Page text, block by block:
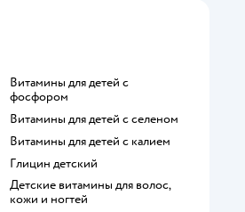
Витамины для детей с
фосфором
Витамины для детей с селеном
Витамины для детей с калием
Глицин детский
Детские витамины для волос,
кожи и ногтей